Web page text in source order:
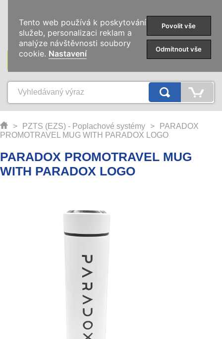
KATEGORIE
> PZTS (EZS) - Poplachové systémy >
PARADOX
PROMOTRAVEL MUG WITH PARADOX LOGO
PARADOX PROMOTRAVEL MUG
WITH PARADOX LOGO
Tento web používá k poskytování
služeb, personalizaci reklam a
analýze návštěvnosti soubory
cookie. Nastavení
Povolit vše
Odmítnout vše